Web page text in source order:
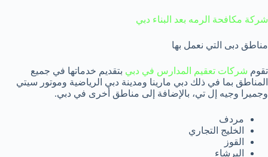
شركة مكافحة الرمه بعد البناء دبي
مناطق دبى التي نعمل بها
تقوم شركات تعقيم المدارس في دبي بتقديم خدماتها في جميع
المناطق بما في ذلك دبي مارينا ومدينة دبي الرياضية وموتور سيتي
وجميرا وجيه إل تي، بالإضافة إلى مناطق أخرى في دبي.
مردف
الخليج التجاري
القوز
البرشاء